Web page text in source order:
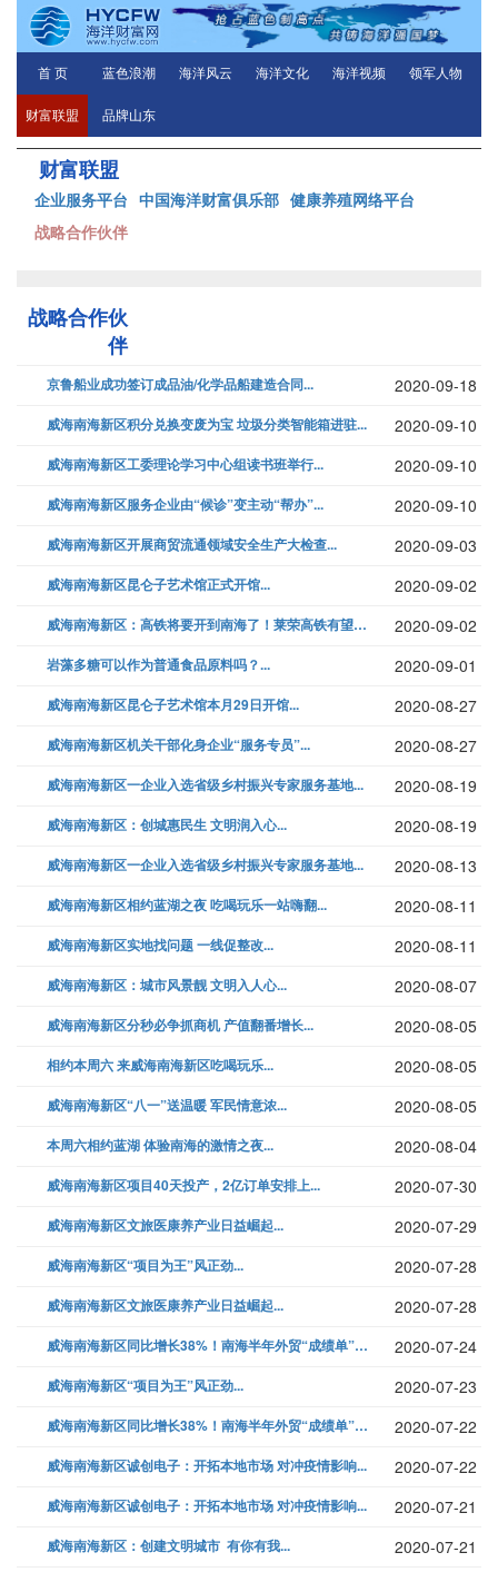
首 页 蓝色浪潮 海洋风云 海洋文化 海洋视频 领军人物
财富联盟 品牌山东
财富联盟
企业服务平台 中国海洋财富俱乐部 健康养殖网络平台
战略合作伙伴
战略合作伙
伴
京鲁船业成功签订成品油/化学品船建造合同... 2020-09-18
威海南海新区积分兑换变废为宝 垃圾分类智能箱进驻... 2020-09-10
威海南海新区工委理论学习中心组读书班举行... 2020-09-10
威海南海新区服务企业由“候诊”变主动“帮办”... 2020-09-10
威海南海新区开展商贸流通领域安全生产大检查... 2020-09-03
威海南海新区昆仑子艺术馆正式开馆... 2020-09-02
威海南海新区：高铁将要开到南海了！莱荣高铁有望9月底开建... 2020-09-02
岩藻多糖可以作为普通食品原料吗？... 2020-09-01
威海南海新区昆仑子艺术馆本月29日开馆... 2020-08-27
威海南海新区机关干部化身企业“服务专员”... 2020-08-27
威海南海新区一企业入选省级乡村振兴专家服务基地... 2020-08-19
威海南海新区：创城惠民生 文明润入心... 2020-08-19
威海南海新区一企业入选省级乡村振兴专家服务基地... 2020-08-13
威海南海新区相约蓝湖之夜 吃喝玩乐一站嗨翻... 2020-08-11
威海南海新区实地找问题 一线促整改... 2020-08-11
威海南海新区：城市风景靓 文明入人心... 2020-08-07
威海南海新区分秒必争抓商机 产值翻番增长... 2020-08-05
相约本周六 来威海南海新区吃喝玩乐... 2020-08-05
威海南海新区“八一”送温暖 军民情意浓... 2020-08-05
本周六相约蓝湖 体验南海的激情之夜... 2020-08-04
威海南海新区项目40天投产，2亿订单安排上... 2020-07-30
威海南海新区文旅医康养产业日益崛起... 2020-07-29
威海南海新区“项目为王”风正劲... 2020-07-28
威海南海新区文旅医康养产业日益崛起... 2020-07-28
威海南海新区同比增长38%！南海半年外贸“成绩单”很亮眼... 2020-07-24
威海南海新区“项目为王”风正劲... 2020-07-23
威海南海新区同比增长38%！南海半年外贸“成绩单”很亮眼... 2020-07-22
威海南海新区诚创电子：开拓本地市场 对冲疫情影响... 2020-07-22
威海南海新区诚创电子：开拓本地市场 对冲疫情影响... 2020-07-21
威海南海新区：创建文明城市 有你有我... 2020-07-21